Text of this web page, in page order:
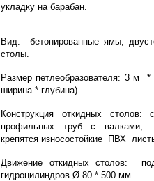
укладку на барабан.
Вид: бетонированные ямы,
столы.
Размер петлеобразователя: 3 м
ширина * глубина).
Конструкция откидных столов:
профильных труб с валками,
крепятся износостойкие ПВХ
Движение откидных столов:
гидроцилиндров Ø 80 * 500 мм.